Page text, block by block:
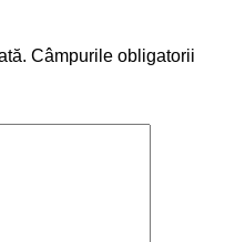
Câmpurile obligatorii